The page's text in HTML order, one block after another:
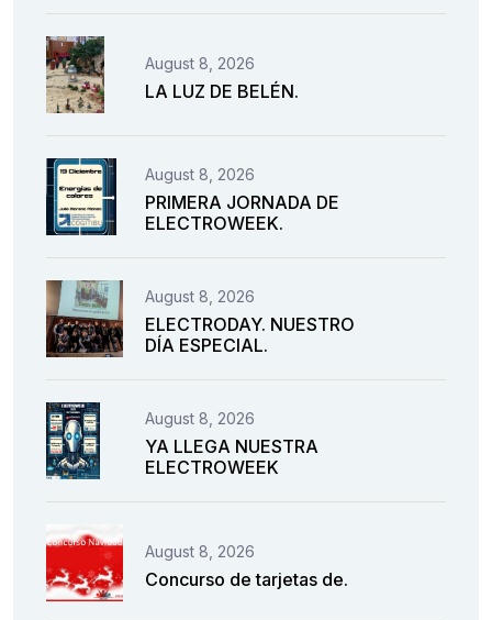
August 8, 2026
LA LUZ DE BELÉN.
August 8, 2026
PRIMERA JORNADA DE
ELECTROWEEK.
August 8, 2026
ELECTRODAY. NUESTRO
DÍA ESPECIAL.
August 8, 2026
YA LLEGA NUESTRA
ELECTROWEEK
August 8, 2026
Concurso de tarjetas de.